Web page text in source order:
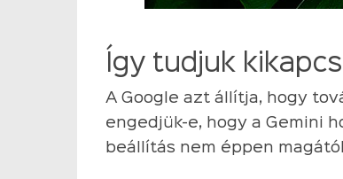
Így tudjuk
A Google azt állítja, hogy
engedjük-e, hogy a Gemini
beállítás nem éppen